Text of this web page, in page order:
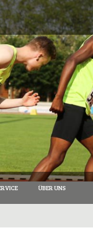
ÜBER UNS